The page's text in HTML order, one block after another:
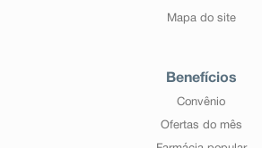
Mapa do site
Benefícios
Convênio
Ofertas do mês